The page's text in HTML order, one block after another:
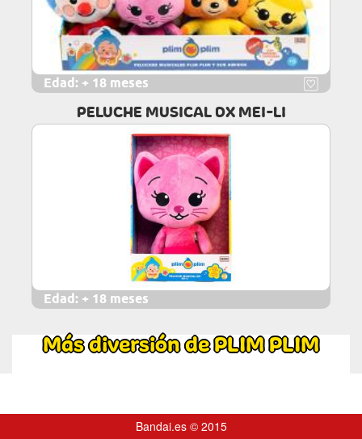
Edad: + 18 meses
PELUCHE MUSICAL DX MEI-LI
Edad: + 18 meses
Más diversión de PLIM PLIM
Bandai.es © 2015